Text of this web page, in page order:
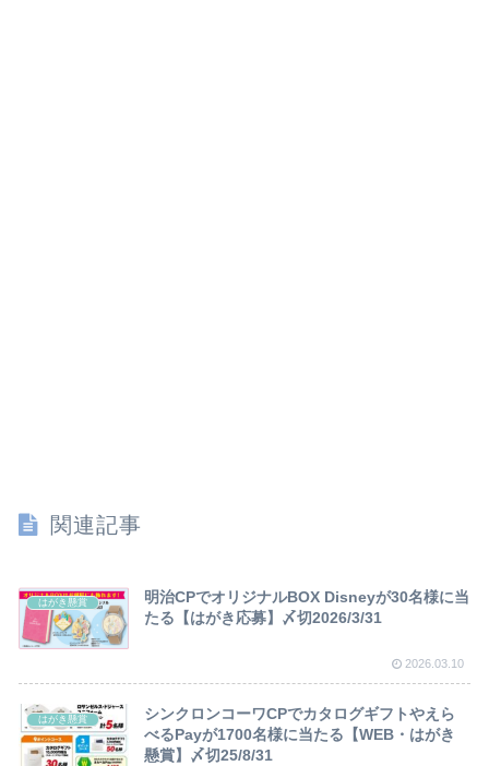
関連記事
はがき懸賞
明治CPでオリジナルBOX Disneyが30名様に当
たる【はがき応募】〆切2026/3/31
2026.03.10
はがき懸賞
シンクロンコーワCPでカタログギフトやえら
べるPayが1700名様に当たる【WEB・はがき
懸賞】〆切25/8/31